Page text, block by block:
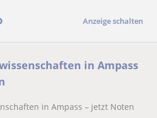
Anzeige schalten
in Ampass
in Ampass – jetzt Noten